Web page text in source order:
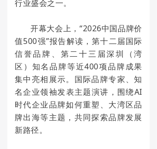
行业盛会之一。
开幕大会上，“2026中国品牌价
值500强”报告解读，第十二届国际
信誉品牌、第二十三届深圳（湾
区）知名品牌等近400项品牌成果
集中亮相展示。国际品牌专家、知
名企业领袖发表主题演讲，围绕AI
时代企业品牌如何重塑、大湾区品
牌出海等主题，共同探索品牌发展
新路径。